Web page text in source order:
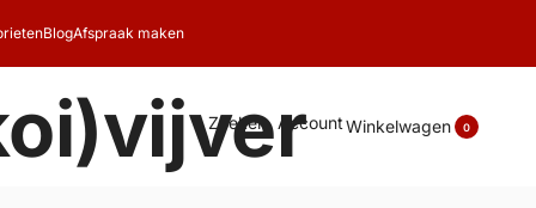
BlogAfspraak maken
Zoeken AccountWinkelwagen 0